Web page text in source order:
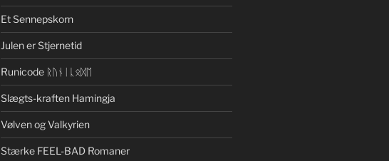
Et Sennepskorn
Julen er Stjernetid
Runicode ᚱᚢᚾᛁᚳᛟᛞᛖ
Slægts-kraften Hamingja
Vølven og Valkyrien
Stærke FEEL-BAD Romaner